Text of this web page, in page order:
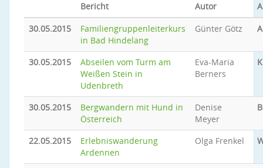
Bericht Autor
30.05.2015
Familiengruppenleiterkurs
in Bad Hindelang
Günter Götz
30.05.2015
Abseilen vom Turm am
Weißen Stein in
Udenbreth
Eva-Maria
Berners
30.05.2015
Bergwandern mit Hund in
Österreich
Denise
Meyer
22.05.2015
Erlebniswanderung
Ardennen
Olga Frenkel